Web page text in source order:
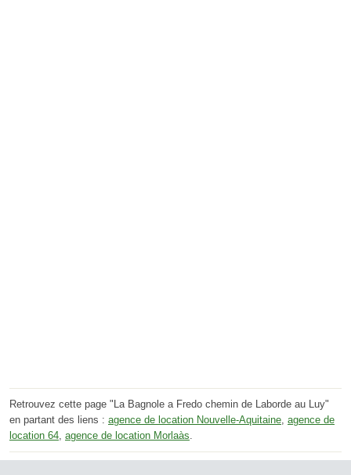
Retrouvez cette page "La Bagnole a Fredo chemin de Laborde au Luy"
en partant des liens : agence de location Nouvelle-Aquitaine, agence de
location 64, agence de location Morlaàs.